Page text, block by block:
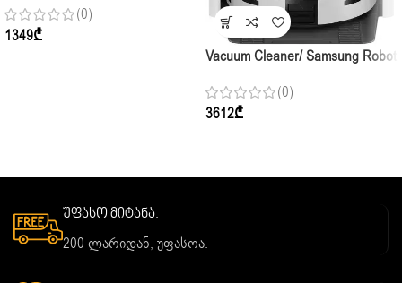
(0)
1349₾
Vacuum Cleaner/ Samsung Robot
(0)
3612₾
უფასო მიტანა.
200 ლარიდან, უფასოა.